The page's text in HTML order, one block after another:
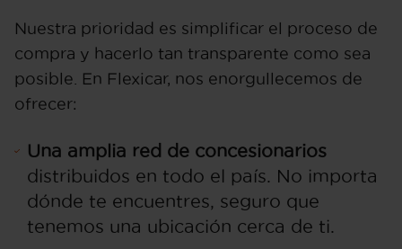
Nuestra prioridad es simplificar el proceso de
compra y hacerlo tan transparente como sea
posible. En Flexicar, nos enorgullecemos de
ofrecer:
Una amplia red de concesionarios
distribuidos en todo el país. No importa
dónde te encuentres, seguro que
tenemos una ubicación cerca de ti.